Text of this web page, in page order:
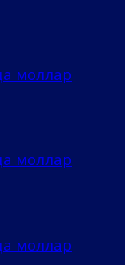
моллар
моллар
моллар